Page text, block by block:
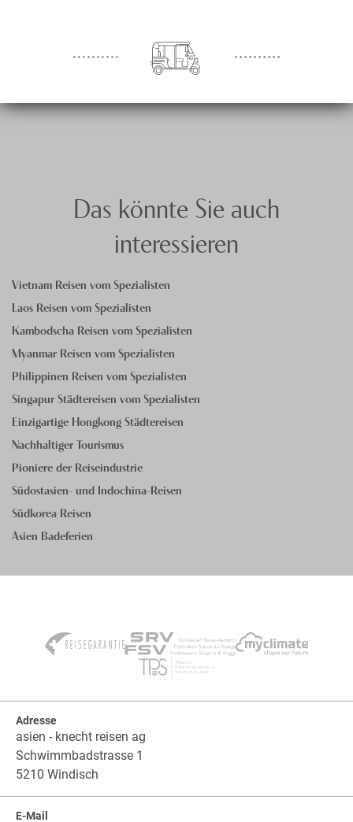
Das könnte Sie auch
interessieren
Vietnam Reisen vom Spezialisten
Laos Reisen vom Spezialisten
Kambodscha Reisen vom Spezialisten
Myanmar Reisen vom Spezialisten
Philippinen Reisen vom Spezialisten
Singapur Städtereisen vom Spezialisten
Einzigartige Hongkong Städtereisen
Nachhaltiger Tourismus
Pioniere der Reiseindustrie
Südostasien- und Indochina-Reisen
Südkorea Reisen
Asien Badeferien
Adresse
asien - knecht reisen ag
Schwimmbadstrasse 1
5210 Windisch
E-Mail